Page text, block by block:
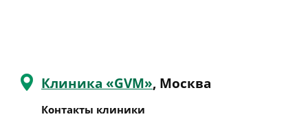
Клиника «GVM», Москва
Контакты клиники